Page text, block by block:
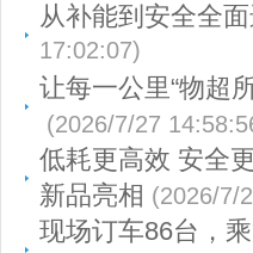
从补能到安全全
17:02:07)
让每一公里“物超
(2026/7/27
低耗更高效 安全
新品亮相 (2026/7/
现场订车86台，